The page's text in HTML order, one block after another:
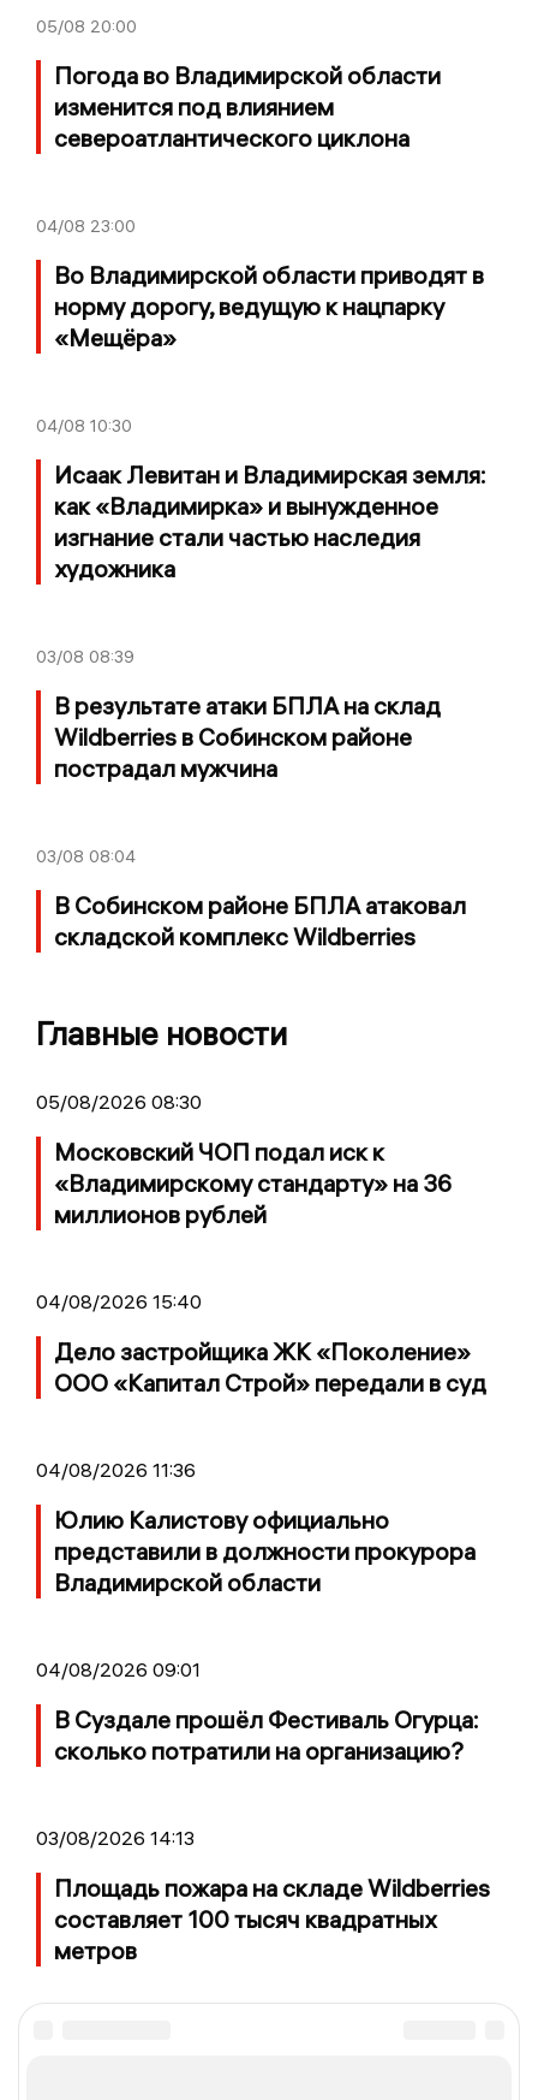
05/08 20:00
Погода во Владимирской области
изменится под влиянием
североатлантического циклона
04/08 23:00
Во Владимирской области приводят в
норму дорогу, ведущую к нацпарку
«Мещёра»
04/08 10:30
Исаак Левитан и Владимирская земля:
как «Владимирка» и вынужденное
изгнание стали частью наследия
художника
03/08 08:39
В результате атаки БПЛА на склад
Wildberries в Собинском районе
пострадал мужчина
03/08 08:04
В Собинском районе БПЛА атаковал
складской комплекс Wildberries
Главные новости
05/08/2026 08:30
Московский ЧОП подал иск к
«Владимирскому стандарту» на 36
миллионов рублей
04/08/2026 15:40
Дело застройщика ЖК «Поколение»
ООО «Капитал Строй» передали в суд
04/08/2026 11:36
Юлию Калистову официально
представили в должности прокурора
Владимирской области
04/08/2026 09:01
В Суздале прошёл Фестиваль Огурца:
сколько потратили на организацию?
03/08/2026 14:13
Площадь пожара на складе Wildberries
составляет 100 тысяч квадратных
метров